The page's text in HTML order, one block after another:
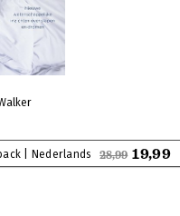
| Nederlands 28,99 19,99